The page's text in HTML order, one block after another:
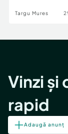
Targu Mures
Vinzi și
rapid
Adaugă anunț